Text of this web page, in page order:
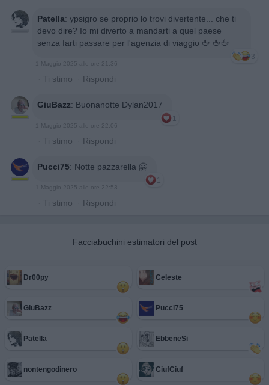
Patella: ypsigro se proprio lo trovi divertente... che ti
devo dire? Io mi diverto a mandarti a quel paese
senza farti passare per l'agenzia di viaggio 🖕 🖕🖕
3
1 Maggio 2025 alle ore 21:36
· Ti stimo · Rispondi
GiuBazz: Buonanotte Dylan2017
1
1 Maggio 2025 alle ore 22:06
· Ti stimo · Rispondi
Pucci75: Notte pazzarella 🤗
1
1 Maggio 2025 alle ore 22:53
· Ti stimo · Rispondi
Facciabuchini estimatori del post
Dr00py Celeste
GiuBazz Pucci75
Patella EbbeneSi
nontengodinero CiufCiuf